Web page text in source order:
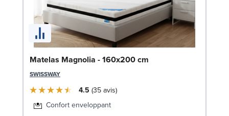
Matelas Magnolia - 160x200 cm
SWISSWAY
4.5 35 avis
Confort enveloppant